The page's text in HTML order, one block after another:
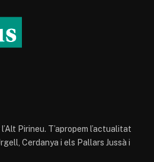
Pirineu. T’apropem l’actualitat
Cerdanya i els Pallars Jussà i